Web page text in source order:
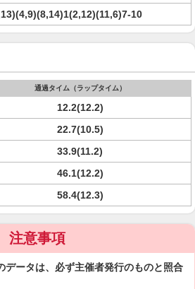
10
通過タイム（ラップタイム）
12.2(12.2)
22.7(10.5)
33.9(11.2)
46.1(12.2)
58.4(12.3)
注意事項
データは、必ず主催者発行のものと照合